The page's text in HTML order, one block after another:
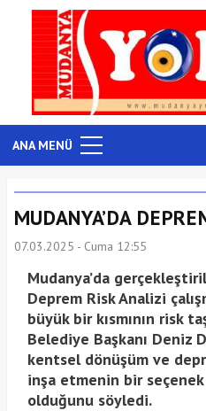
ANA MENÜ
MUDANYA’DA
07.03.2025 - Cuma 12:55
Mudanya’da
Deprem Risk Analizi
büyük bir kısmının risk
Belediye Başkanı Deniz
kentsel dönüşüm ve
inşa etmenin bir
olduğunu söyledi.